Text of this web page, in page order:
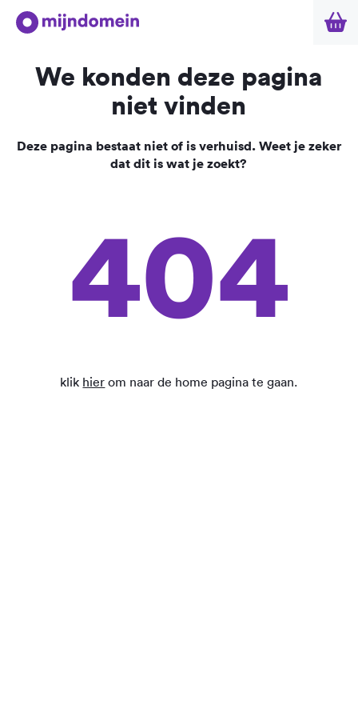
We konden deze pagina
niet vinden
Deze pagina bestaat niet of is verhuisd. Weet je zeker
dat dit is wat je zoekt?
404
klik hier om naar de home pagina te gaan.